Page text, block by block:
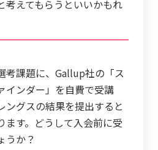
考えてもらうといいかもれ
考課題に、Gallup社の「ス
インダー」を自費で受講
ングスの結果を提出すると
ます。どうして入会前に受
うか？